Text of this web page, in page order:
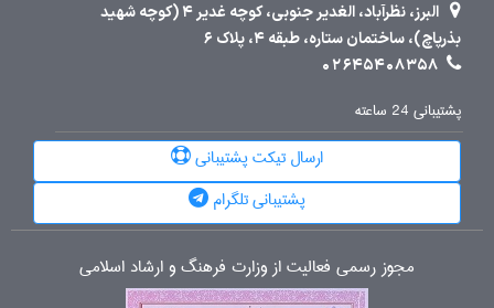
البرز، نظرآباد، الغدیر جنوبی، کوچه غدیر 4 (کوچه شهید
بذرپاچ)، ساختمان ستاره، طبقه 4، پلاک 6
02645408358
پشتیبانی 24 ساعته
ارسال تیکت پشتیبانی
پشتیبانی تلگرام
مجوز رسمی فعالیت از وزارت فرهنگ و ارشاد اسلامی